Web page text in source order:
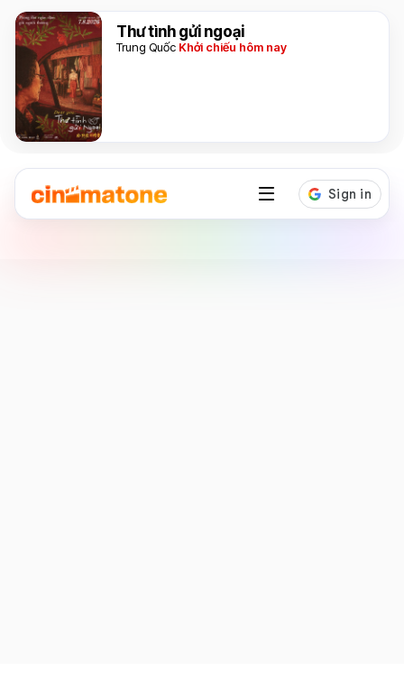
Thư tình gửi ngoại
Trung Quốc Khởi chiếu hôm nay